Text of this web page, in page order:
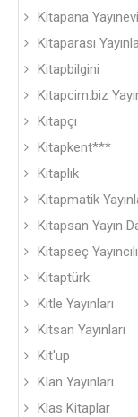
Kitapana Yayınevi
Kitaparası
Kitapbilgini
Kitapcim.biz
Kitapçı
Kitapkent***
Kitaplık
Kitapmatik
Kitapsan Yayın
Kitapseç
Kitaptürk
Kitle Yayınları
Kitsan Yayınları
Kit'up
Klan Yayınları
Klas Kitaplar